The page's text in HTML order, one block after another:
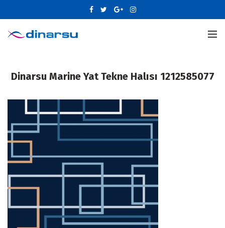
Dinarsu Marine Yat Tekne Halısı 1212585077